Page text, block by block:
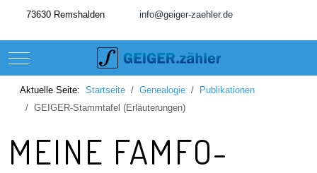
73630 Remshalden info@geiger-zaehler.de
Mobile Menu Toggle
Aktuelle Seite: Startseite Genealogie
Publikationen
GEIGER-Stammtafel (Erläuterungen)
MEINE FAMFO-